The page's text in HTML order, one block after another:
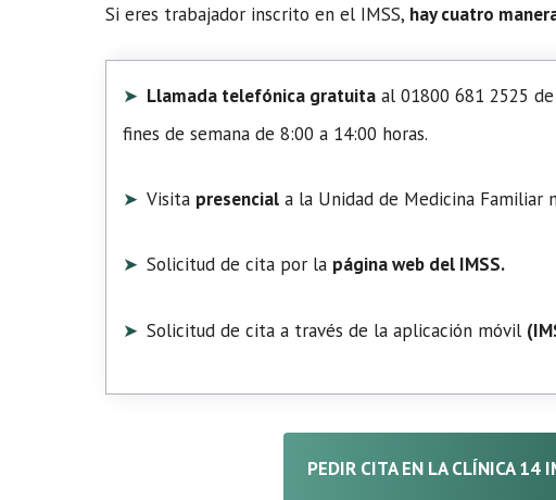
Si eres trabajador inscrito en el IMSS, hay cuatro
Llamada telefónica gratuita al 01800 681 2525
fines de semana de 8:00 a 14:00 horas.
Visita presencial a la Unidad de Medicina Familiar
Solicitud de cita por la página web del IMSS.
Solicitud de cita a través de la aplicación móvil (
PEDIR CITA EN LA CLÍNICA 14